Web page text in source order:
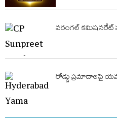
వరంగల్ కమిషనరేట్
రోడ్డు ప్రమాదాలపై